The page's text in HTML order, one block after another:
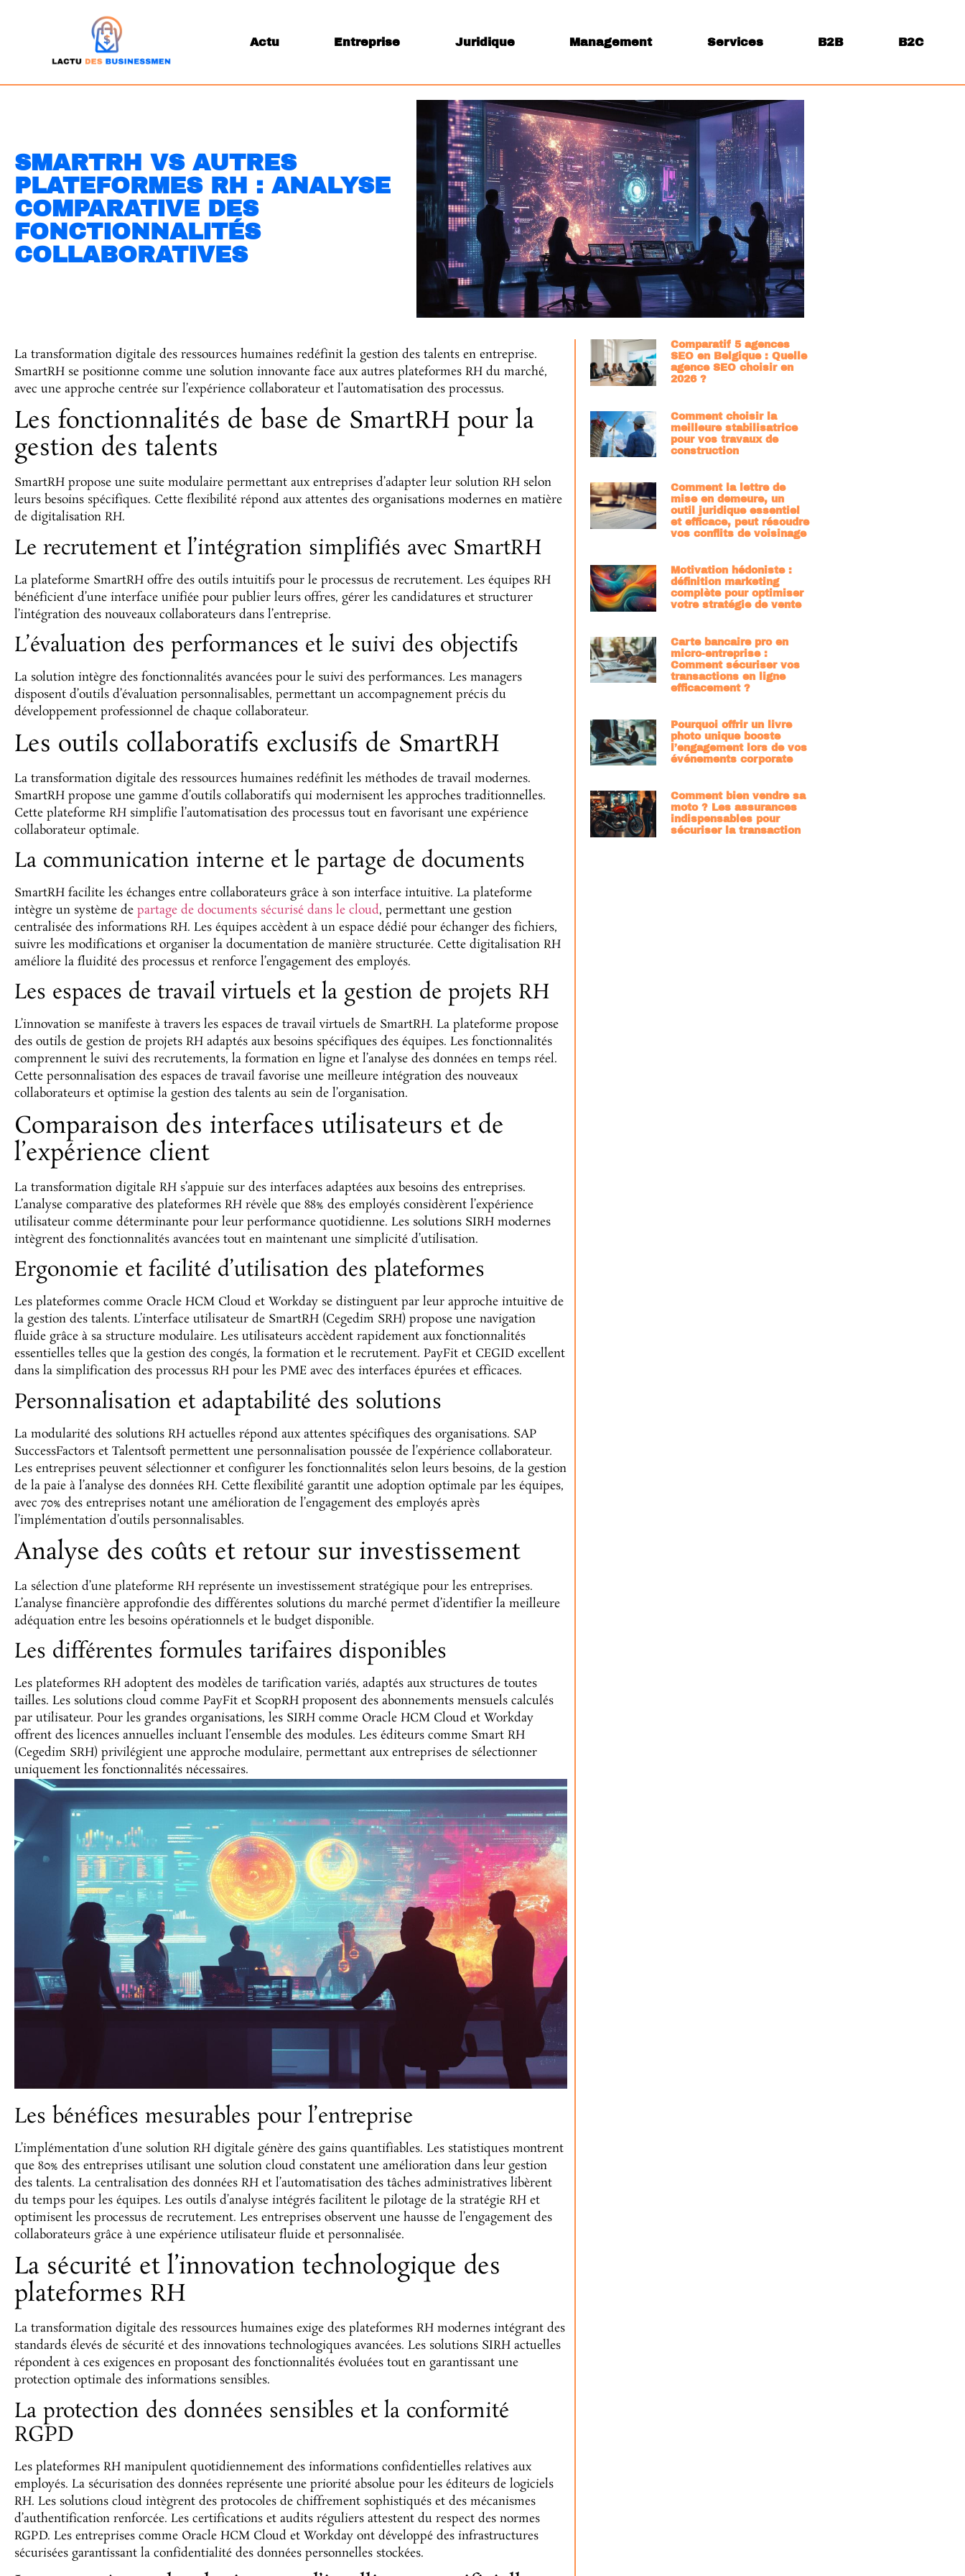
Actu Entreprise Juridique Management Services B2B B2C
SMARTRH VS AUTRES
PLATEFORMES RH : ANALYSE
COMPARATIVE DES
FONCTIONNALITÉS
COLLABORATIVES
La transformation digitale des ressources humaines redéfinit la gestion des talents en entreprise.
SmartRH se positionne comme une solution innovante face aux autres plateformes RH du marché,
avec une approche centrée sur l’expérience collaborateur et l’automatisation des processus.
Les fonctionnalités de base de SmartRH pour la
gestion des talents
SmartRH propose une suite modulaire permettant aux entreprises d’adapter leur solution RH selon
leurs besoins spécifiques. Cette flexibilité répond aux attentes des organisations modernes en matière
de digitalisation RH.
Le recrutement et l’intégration simplifiés avec SmartRH
La plateforme SmartRH offre des outils intuitifs pour le processus de recrutement. Les équipes RH
bénéficient d’une interface unifiée pour publier leurs offres, gérer les candidatures et structurer
l’intégration des nouveaux collaborateurs dans l’entreprise.
L’évaluation des performances et le suivi des objectifs
La solution intègre des fonctionnalités avancées pour le suivi des performances. Les managers
disposent d’outils d’évaluation personnalisables, permettant un accompagnement précis du
développement professionnel de chaque collaborateur.
Les outils collaboratifs exclusifs de SmartRH
La transformation digitale des ressources humaines redéfinit les méthodes de travail modernes.
SmartRH propose une gamme d’outils collaboratifs qui modernisent les approches traditionnelles.
Cette plateforme RH simplifie l’automatisation des processus tout en favorisant une expérience
collaborateur optimale.
La communication interne et le partage de documents
SmartRH facilite les échanges entre collaborateurs grâce à son interface intuitive. La plateforme
intègre un système de partage de documents sécurisé dans le cloud, permettant une gestion
centralisée des informations RH. Les équipes accèdent à un espace dédié pour échanger des fichiers,
suivre les modifications et organiser la documentation de manière structurée. Cette digitalisation RH
améliore la fluidité des processus et renforce l’engagement des employés.
Les espaces de travail virtuels et la gestion de projets RH
L’innovation se manifeste à travers les espaces de travail virtuels de SmartRH. La plateforme propose
des outils de gestion de projets RH adaptés aux besoins spécifiques des équipes. Les fonctionnalités
comprennent le suivi des recrutements, la formation en ligne et l’analyse des données en temps réel.
Cette personnalisation des espaces de travail favorise une meilleure intégration des nouveaux
collaborateurs et optimise la gestion des talents au sein de l’organisation.
Comparaison des interfaces utilisateurs et de
l’expérience client
La transformation digitale RH s’appuie sur des interfaces adaptées aux besoins des entreprises.
L’analyse comparative des plateformes RH révèle que 88% des employés considèrent l’expérience
utilisateur comme déterminante pour leur performance quotidienne. Les solutions SIRH modernes
intègrent des fonctionnalités avancées tout en maintenant une simplicité d’utilisation.
Ergonomie et facilité d’utilisation des plateformes
Les plateformes comme Oracle HCM Cloud et Workday se distinguent par leur approche intuitive de
la gestion des talents. L’interface utilisateur de SmartRH (Cegedim SRH) propose une navigation
fluide grâce à sa structure modulaire. Les utilisateurs accèdent rapidement aux fonctionnalités
essentielles telles que la gestion des congés, la formation et le recrutement. PayFit et CEGID excellent
dans la simplification des processus RH pour les PME avec des interfaces épurées et efficaces.
Personnalisation et adaptabilité des solutions
La modularité des solutions RH actuelles répond aux attentes spécifiques des organisations. SAP
SuccessFactors et Talentsoft permettent une personnalisation poussée de l’expérience collaborateur.
Les entreprises peuvent sélectionner et configurer les fonctionnalités selon leurs besoins, de la gestion
de la paie à l’analyse des données RH. Cette flexibilité garantit une adoption optimale par les équipes,
avec 70% des entreprises notant une amélioration de l’engagement des employés après
l’implémentation d’outils personnalisables.
Analyse des coûts et retour sur investissement
La sélection d’une plateforme RH représente un investissement stratégique pour les entreprises.
L’analyse financière approfondie des différentes solutions du marché permet d’identifier la meilleure
adéquation entre les besoins opérationnels et le budget disponible.
Les différentes formules tarifaires disponibles
Les plateformes RH adoptent des modèles de tarification variés, adaptés aux structures de toutes
tailles. Les solutions cloud comme PayFit et ScopRH proposent des abonnements mensuels calculés
par utilisateur. Pour les grandes organisations, les SIRH comme Oracle HCM Cloud et Workday
offrent des licences annuelles incluant l’ensemble des modules. Les éditeurs comme Smart RH
(Cegedim SRH) privilégient une approche modulaire, permettant aux entreprises de sélectionner
uniquement les fonctionnalités nécessaires.
Les bénéfices mesurables pour l’entreprise
L’implémentation d’une solution RH digitale génère des gains quantifiables. Les statistiques montrent
que 80% des entreprises utilisant une solution cloud constatent une amélioration dans leur gestion
des talents. La centralisation des données RH et l’automatisation des tâches administratives libèrent
du temps pour les équipes. Les outils d’analyse intégrés facilitent le pilotage de la stratégie RH et
optimisent les processus de recrutement. Les entreprises observent une hausse de l’engagement des
collaborateurs grâce à une expérience utilisateur fluide et personnalisée.
La sécurité et l’innovation technologique des
plateformes RH
La transformation digitale des ressources humaines exige des plateformes RH modernes intégrant des
standards élevés de sécurité et des innovations technologiques avancées. Les solutions SIRH actuelles
répondent à ces exigences en proposant des fonctionnalités évoluées tout en garantissant une
protection optimale des informations sensibles.
La protection des données sensibles et la conformité
RGPD
Les plateformes RH manipulent quotidiennement des informations confidentielles relatives aux
employés. La sécurisation des données représente une priorité absolue pour les éditeurs de logiciels
RH. Les solutions cloud intègrent des protocoles de chiffrement sophistiqués et des mécanismes
d’authentification renforcée. Les certifications et audits réguliers attestent du respect des normes
RGPD. Les entreprises comme Oracle HCM Cloud et Workday ont développé des infrastructures
sécurisées garantissant la confidentialité des données personnelles stockées.
Comparatif 5 agences
SEO en Belgique : Quelle
agence SEO choisir en
2026 ?
Comment choisir la
meilleure stabilisatrice
pour vos travaux de
construction
Comment la lettre de
mise en demeure, un
outil juridique essentiel
et efficace, peut résoudre
vos conflits de voisinage
Motivation hédoniste :
définition marketing
complète pour optimiser
votre stratégie de vente
Carte bancaire pro en
micro-entreprise :
Comment sécuriser vos
transactions en ligne
efficacement ?
Pourquoi offrir un livre
photo unique booste
l’engagement lors de vos
événements corporate
Comment bien vendre sa
moto ? Les assurances
indispensables pour
sécuriser la transaction